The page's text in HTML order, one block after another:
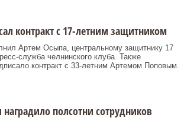
контракт с 17-летним защитником
Артем Осыпа, центральному защитнику 17
служба челнинского клуба. Также
контракт с 33-летним Артемом Поповым.
полсотни сотрудников